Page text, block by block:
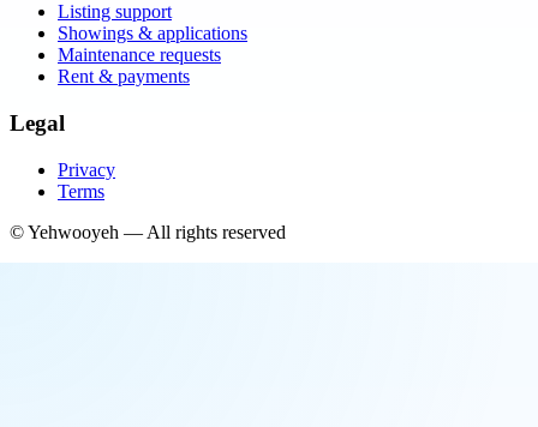
Listing support
Showings & applications
Maintenance requests
Rent & payments
Legal
Privacy
Terms
©Yehwooyeh — All rights reserved